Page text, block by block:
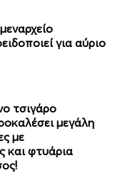
για αύριο
τσιγάρο
μεγάλη
με
και φτυάρια